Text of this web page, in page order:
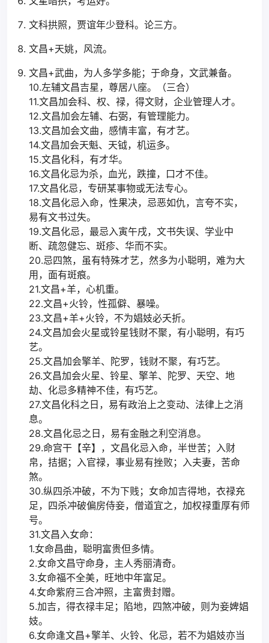
文科拱照，贾谊年少登科。论三方。
文昌+天姚，风流。
文昌+武曲，为人多学多能；于命身，文武兼备。
10.左辅文昌吉星，尊居八座。（三合）
11.文昌加会科、权、禄，得文财，企业管理人才。
12.文昌加会左辅、右弼，有管理能力。
13.文昌加会文曲，感情丰富，有才艺。
14.文昌加会天魁、天钺，机运多。
15.文昌化科，有才华。
16.文昌化忌为杀，血光，跌撞，口才不佳。
17.文昌化忌，专研某事物或无法专心。
18.文昌化忌入命，性果决，忌恶如仇，言夸不实，
易有文书过失。
19.文昌化忌，最忌入寅午戌，文书失误、学业中
断、疏忽健忘、斑疹、华而不实。
20.忌四煞，虽有特殊才艺，然多为小聪明，难为大
用，面有斑痕。
21.文昌+羊，心机重。
22.文昌+火铃，性孤僻、暴噪。
23.文昌+羊+火铃，不为娼妓必夭折。
24.文昌加会火星或铃星钱财不聚，有小聪明，有巧
艺。
25.文昌加会擎羊、陀罗，钱财不聚，有巧艺。
26.文昌加会火星、铃星、擎羊、陀罗、天空、地
劫、化忌多精神不佳，有巧艺。
27.文昌化科之日，易有政治上之变动、法律上之消
息。
28.文昌化忌之日，易有金融之利空消息。
29.命宫干【辛】，文昌化忌入命，半世苦；入财
帛，拮据；入官禄，事业易有挫败；入夫妻，苦命
煞。
30.纵四杀冲破，不为下贱；女命加吉得地，衣禄充
足，四杀冲破偏房侍妾，僧道宜之，加权禄重厚有师
号。
31.文昌入女命：
1.女命昌曲，聪明富贵但多情。
2.女命文昌守命身，主人秀丽清奇。
3.女命福不全美，旺地中年富足。
4.女命紫府三合冲照，主富贵封赠。
5.加吉，得衣禄丰足；陷地，四煞冲破，则为妾婢娼
妓。
6.女命逢文昌+擎羊、火铃、化忌，若不为娼妓亦当